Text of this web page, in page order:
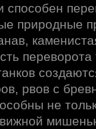
способен
природные
рвов c
не